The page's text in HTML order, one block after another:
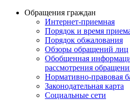
Обращения граждан
Интернет-приемная
Порядок и время
Порядок обжалования
Обзоры обращений лиц
Обобщенная
рассмотрения
Нормативно-правовая
Законодательная карта
Социальные сети